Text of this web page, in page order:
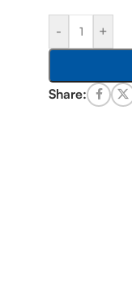
- +
Share: